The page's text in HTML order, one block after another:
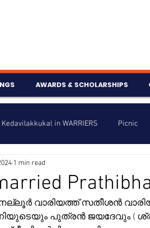
AWARDS & SCHOLARSHIPS
Kedavilakkukal in WARRIERS Picnic
Info
Prathibha
1 min read
വാരിയത്ത് സതീശൻ
പുത്രൻ ജയദേവും (